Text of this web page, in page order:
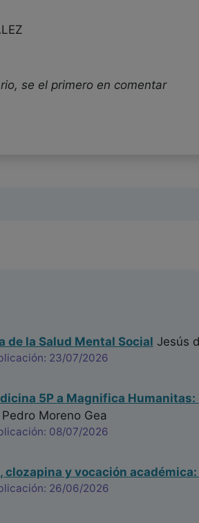
se el primero en comentar
de la Salud Mental Social Jesús
23/07/2026
5P a Magnifica
Pedro Moreno Gea
08/07/2026
clozapina y vocación
26/06/2026